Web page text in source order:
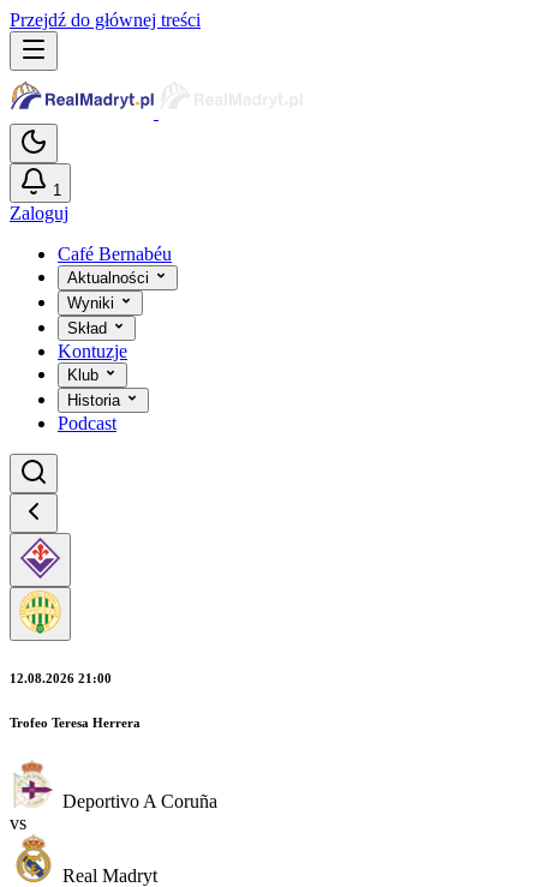
Przejdź do głównej treści
1
Zaloguj
Café Bernabéu
Aktualności
Wyniki
Skład
Kontuzje
Klub
Historia
Podcast
12.08.2026 21:00
Trofeo Teresa Herrera
Deportivo A Coruña
vs
Real Madryt